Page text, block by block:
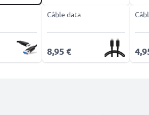
Câble data
8,95 €